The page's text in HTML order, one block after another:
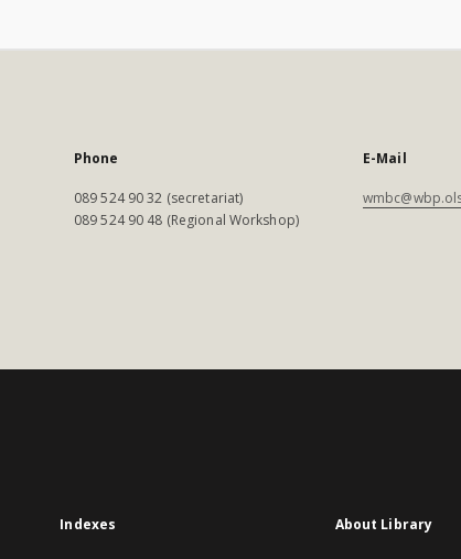
Phone
089 524 90 32 (secretariat)
089 524 90 48 (Regional Workshop)
E-Mail
Indexes About Library